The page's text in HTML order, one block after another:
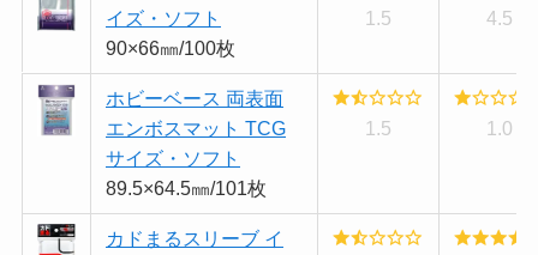
イズ・ソフト
90×66㎜/100枚
1.5 4.5
ホビーベース 両表面
エンボスマット TCG
サイズ・ソフト
89.5×64.5㎜/101枚
1.5 1.0
カドまるスリーブ イ